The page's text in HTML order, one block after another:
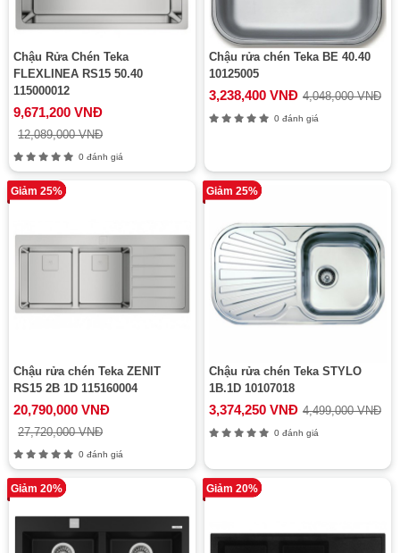
Chậu Rửa Chén Teka
FLEXLINEA RS15 50.40
115000012
9,671,200 VNĐ
12,089,000 VNĐ
0 đánh giá
Chậu rửa chén Teka BE 40.40
10125005
3,238,400 VNĐ 4,048,000 VNĐ
0 đánh giá
Giảm 25%
Chậu rửa chén Teka ZENIT
RS15 2B 1D 115160004
20,790,000 VNĐ
27,720,000 VNĐ
0 đánh giá
Giảm 25%
Chậu rửa chén Teka STYLO
1B.1D 10107018
3,374,250 VNĐ 4,499,000 VNĐ
0 đánh giá
Giảm 20% Giảm 20%